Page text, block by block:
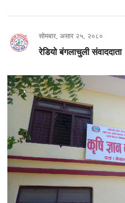
सोमबार, असार २५, २०८०
रेडियो बंगलाचुली संवाददाता